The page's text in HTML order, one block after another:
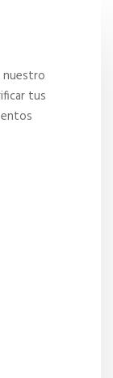
nuestro
tus